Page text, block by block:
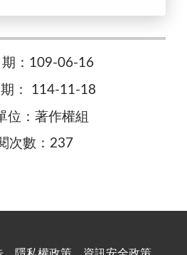
期：109-06-16
： 114-11-18
位：著作權組
次數：237